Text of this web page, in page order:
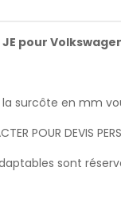
pour
surcôte en mm
POUR DEVIS
sont